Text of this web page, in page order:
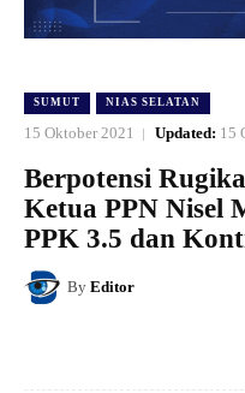
SUMUT NIAS SELATAN
15 Oktober 2021 Updated: 15
Berpotensi
Ketua PPN Nisel
PPK 3.5 dan
By Editor